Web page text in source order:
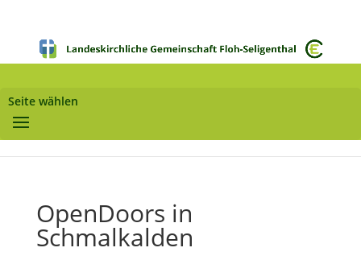
Seite wählen
OpenDoors in
Schmalkalden